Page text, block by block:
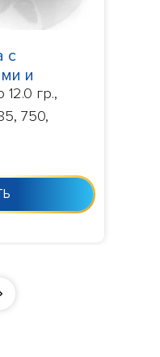
с
и
гр.,
750,
с момента